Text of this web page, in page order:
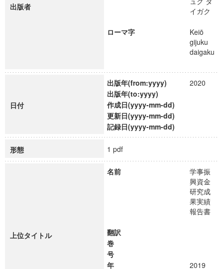
出版者
イガク
ローマ字
Keiō
gijuku
daigaku
日付
出版年(from:yyyy)
2020
出版年(to:yyyy)
作成日(yyyy-mm-dd)
更新日(yyyy-mm-dd)
記録日(yyyy-mm-dd)
形態 1 pdf
上位タイトル
名前
学事振
興資金
研究成
果実績
報告書
翻訳
巻
号
年
2019